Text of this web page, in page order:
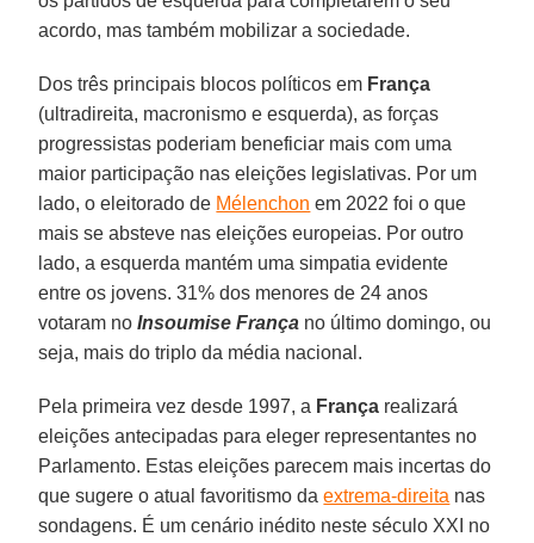
acordo, mas também mobilizar a sociedade.
Dos três principais blocos políticos em França
(ultradireita, macronismo e esquerda), as forças
progressistas poderiam beneficiar mais com uma
maior participação nas eleições legislativas. Por um
lado, o eleitorado de Mélenchon em 2022 foi o que
mais se absteve nas eleições europeias. Por outro
lado, a esquerda mantém uma simpatia evidente
entre os jovens. 31% dos menores de 24 anos
votaram noInsoumise França no último domingo, ou
seja, mais do triplo da média nacional.
Pela primeira vez desde 1997, a França realizará
eleições antecipadas para eleger representantes no
Parlamento. Estas eleições parecem mais incertas do
que sugere o atual favoritismo daextrema-direita nas
sondagens. É um cenário inédito neste século XXI no